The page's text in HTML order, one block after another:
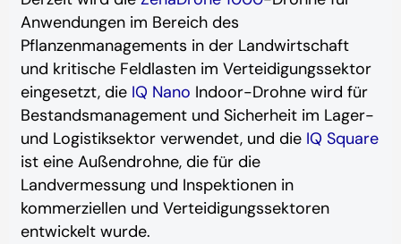
Anwendungen im Bereich des
Pflanzenmanagements in der Landwirtschaft
und kritische Feldlasten im Verteidigungssektor
eingesetzt, dieIQ Nano Indoor-Drohne wird für
Bestandsmanagement und Sicherheit im Lager-
und Logistiksektor verwendet, und die IQ Square
ist eine Außendrohne, die für die
Landvermessung und Inspektionen in
kommerziellen und Verteidigungssektoren
entwickelt wurde.